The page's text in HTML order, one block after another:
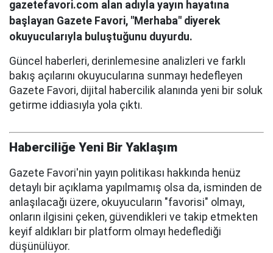
gazetefavori.com alan adıyla yayın hayatına
başlayan Gazete Favori, "Merhaba" diyerek
okuyucularıyla buluştuğunu duyurdu.
Güncel haberleri, derinlemesine analizleri ve farklı
bakış açılarını okuyucularına sunmayı hedefleyen
Gazete Favori, dijital habercilik alanında yeni bir soluk
getirme iddiasıyla yola çıktı.
Haberciliğe Yeni Bir Yaklaşım
Gazete Favori'nin yayın politikası hakkında henüz
detaylı bir açıklama yapılmamış olsa da, isminden de
anlaşılacağı üzere, okuyucuların "favorisi" olmayı,
onların ilgisini çeken, güvendikleri ve takip etmekten
keyif aldıkları bir platform olmayı hedeflediği
düşünülüyor.